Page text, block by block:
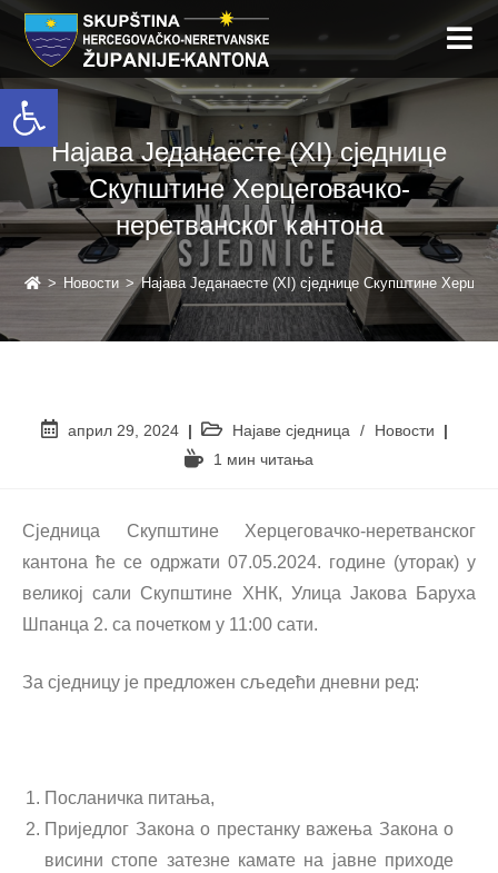
Open toolbar
Најава Једанаесте (XI) сједнице
Скупштине Херцеговачко-
неретванског кантона
> Новости > Најава Једанаесте (XI) сједнице Скупштине
април 29, 2024 Најаве сједница /
Новости
1 мин читањa
Сједница Скупштине Херцеговачко-неретванског
кантона ће се одржати 07.05.2024. године (уторак) у
великој сали Скупштине ХНК, Улица Јакова Баруха
Шпанца 2. са почетком у 11:00 сати.
За сједницу је предложен сљедећи дневни ред:
Посланичка питања,
Приједлог Закона о престанку важења Закона о
висини стопе затезне камате на јавне приходе